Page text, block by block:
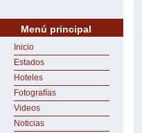
Menú principal
Inicio
Estados
Hoteles
Fotografías
Videos
Noticias